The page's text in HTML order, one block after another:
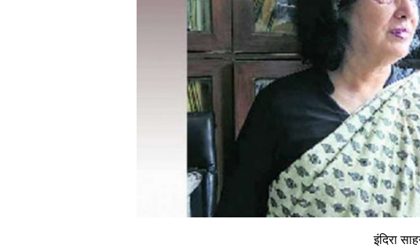
इंदिरा